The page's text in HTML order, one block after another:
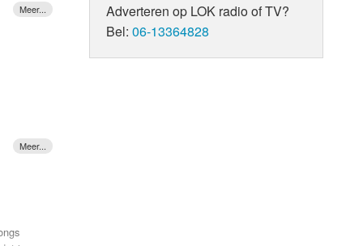
en
van
die
piano
Adverteren op LOK radio of TV?
Bel:06-13364828